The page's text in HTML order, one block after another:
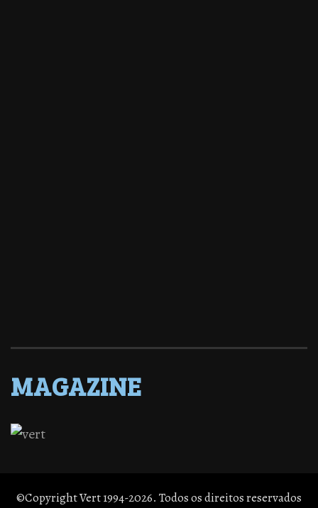
MAGAZINE
©Copyright Vert 1994-2026. Todos os direitos reservados